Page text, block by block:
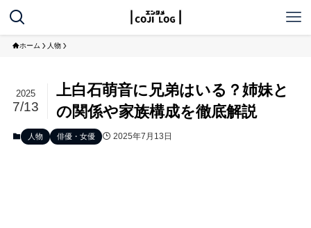
ホーム 人物
上白石萌音に兄弟はいる？姉妹と
の関係や家族構成を徹底解説
2025
7/13
人物 俳優・女優 2025年7月13日